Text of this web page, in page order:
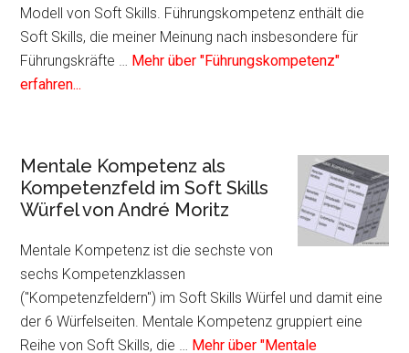
Skills
Würfel
von
Modell von Soft Skills. Führungskompetenz enthält die
Soft Skills, die meiner Meinung nach insbesondere für
Führungskräfte … Mehr über "Führungskompetenz"
erfahren...
Führungskompetenz
als
Kompetenzfeld
Soft
Skills
Würfel
von
André
Mentale Kompetenz als
Kompetenzfeld im Soft Skills
Würfel von André Moritz
Mentale Kompetenz ist die sechste von
sechs Kompetenzklassen
("Kompetenzfeldern") im Soft Skills Würfel und damit eine
der 6 Würfelseiten. Mentale Kompetenz gruppiert eine
Reihe von Soft Skills, die … Mehr über "Mentale